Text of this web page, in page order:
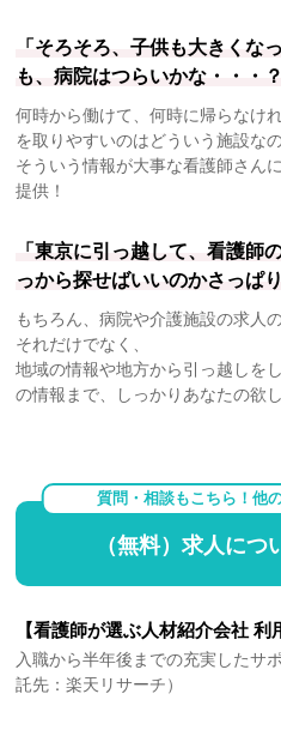
「そろそろ、子供も大きくな
も、病院はつらいかな・・・？
何時から働けて、何時に帰らなけ
を取りやすいのはどういう施設な
そういう情報が大事な看護師さん
提供！
「東京に引っ越して、看護師
っから探せばいいのかさっぱ
もちろん、病院や介護施設の求人
それだけでなく、
地域の情報や地方から引っ越しを
の情報まで、しっかりあなたの欲
質問・相談もこちら！他
（無料）求人につ
【看護師が選ぶ人材紹介会社 利
入職から半年後までの充実したサ
託先：楽天リサーチ）